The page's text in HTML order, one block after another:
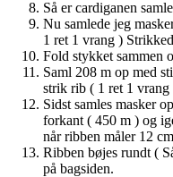
Så er cardiganen
Nu samlede jeg
1 ret 1 vrang )
Fold stykket sammen
Saml 208 m op med
strik rib ( 1 ret 1
Sidst samles masker
forkant ( 450 m ) og
når ribben måler 12
Ribben bøjes rundt (
på bagsiden.